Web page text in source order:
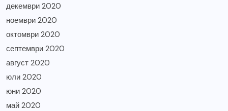
декември 2020
ноември 2020
октомври 2020
септември 2020
август 2020
юли 2020
юни 2020
май 2020